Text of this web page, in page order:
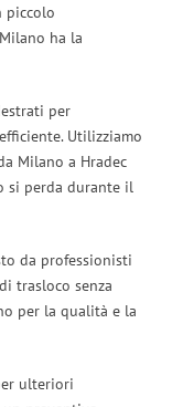
piccolo
ha la
per
Utilizziamo
Milano a Hradec
si perda durante il
da professionisti
trasloco senza
per la qualità e la
ulteriori